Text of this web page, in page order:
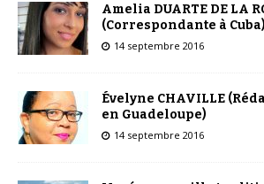
Amelia DUARTE DE LA
(Correspondante à Cuba)
14 septembre 2016
Évelyne CHAVILLE
en Guadeloupe)
14 septembre 2016